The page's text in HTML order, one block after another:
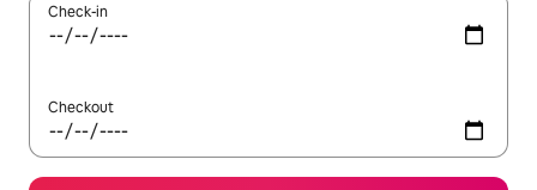
Check-in
Checkout